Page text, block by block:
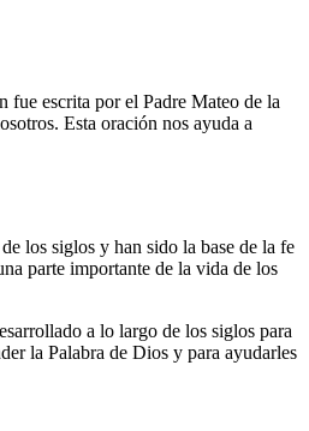
fue escrita por el Padre Mateo de la
Esta oración nos ayuda a
los siglos y han sido la base de la fe
parte importante de la vida de los
a lo largo de los siglos para
la Palabra de Dios y para ayudarles